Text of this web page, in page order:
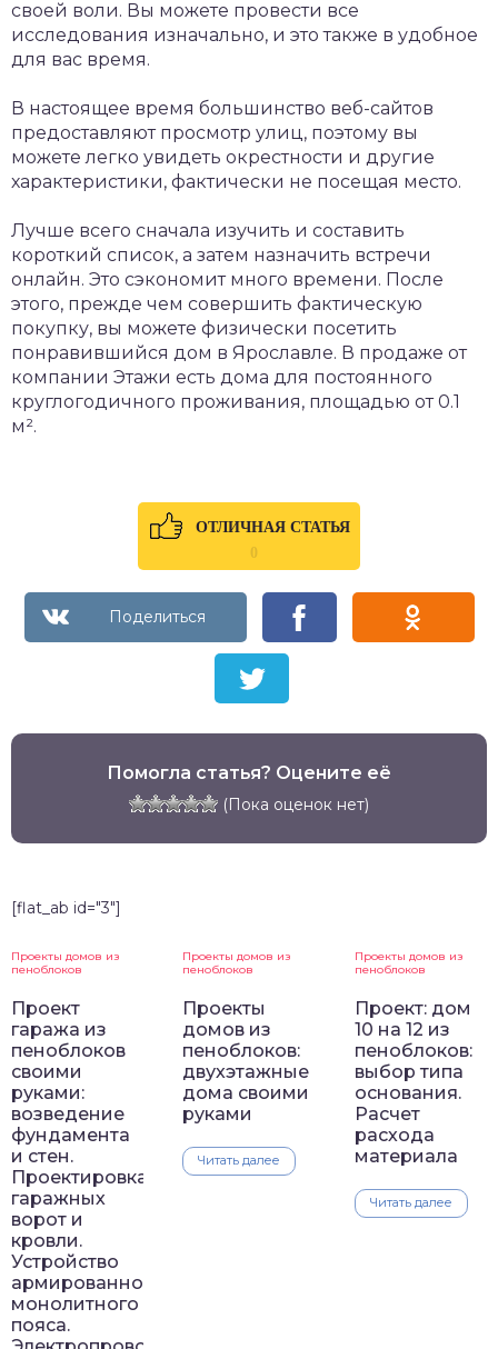
своей воли. Вы можете провести все
исследования изначально, и это также в удобное
для вас время.
В настоящее время большинство веб-сайтов
предоставляют просмотр улиц, поэтому вы
можете легко увидеть окрестности и другие
характеристики, фактически не посещая место.
Лучше всего сначала изучить и составить
короткий список, а затем назначить встречи
онлайн. Это сэкономит много времени. После
этого, прежде чем совершить фактическую
покупку, вы можете физически посетить
понравившийся дом в Ярославле. В продаже от
компании Этажи есть дома для постоянного
круглогодичного проживания, площадью от 0.1
м².
ОТЛИЧНАЯ СТАТЬЯ
0
Помогла статья? Оцените её
(Пока оценок нет)
[flat_ab id="3"]
Проекты домов из
пеноблоков
Проект
гаража из
пеноблоков
своими
руками:
возведение
фундамента
и стен.
Проектировка
гаражных
ворот и
кровли.
Устройство
армированного
монолитного
пояса.
Проекты домов из
пеноблоков
Проекты
домов из
пеноблоков:
двухэтажные
дома своими
руками
Читать далее
Проекты домов из
пеноблоков
Проект: дом
10 на 12 из
пеноблоков:
выбор типа
основания.
Расчет
расхода
материала
Читать далее